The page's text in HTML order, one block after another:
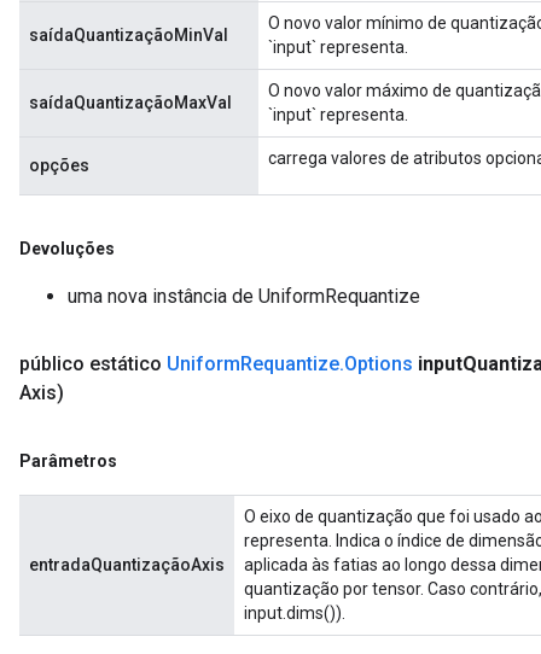
saídaQuantizaçãoMinVal
O novo valor mínimo de
`input` representa.
saídaQuantizaçãoMaxVal
O novo valor máximo de
`input` representa.
opções carrega valores de atributos
Devoluções
uma nova instância de UniformRequantize
público estático UniformRequantize.Options input
Axis)
Parâmetros
entradaQuantizaçãoAxis
O eixo de quantização que foi usado
representa. Indica o índice de
aplicada às fatias ao longo dessa
quantização por tensor. Caso
input.dims()).